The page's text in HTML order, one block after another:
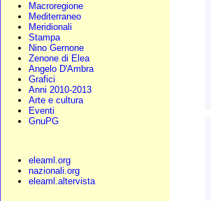
Macroregione
Mediterraneo
Meridionali
Stampa
Nino Gernone
Zenone di Elea
Angelo D'Ambra
Grafici
Anni 2010-2013
Arte e cultura
Eventi
GnuPG
eleaml.org
nazionali.org
eleaml.altervista